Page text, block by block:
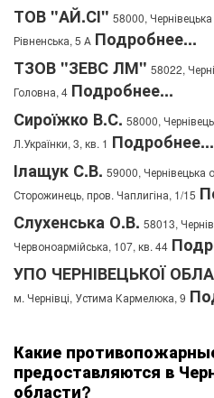
ТОВ "АЙ.СІ" 58000,
Рівненська, 5 А Подробнее...
ТЗОВ "ЗЕВС ЛМ" 58022,
Головна, 4 Подробнее...
Сироїжко В.С. 58000,
Л.Українки, 3, кв. 1 Подробнее...
Ілащук С.В. 59000, Чернівецька
Сторожинець, пров. Чаплигіна, 1/15
Слухенська О.В. 58013,
Червоноармійська, 107, кв. 44
УПО ЧЕРНІВЕЦЬКОЇ
м. Чернівці, Устима Кармелюка, 9
Какие
предоставляются в
области?